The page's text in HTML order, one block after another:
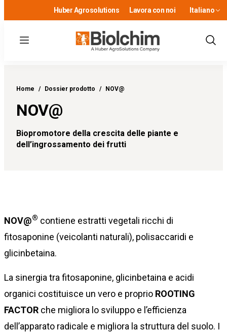
Huber Agrosolutions Lavora con noi Italiano
Menu
Show
Home / Dossier prodotto / NOV@
NOV@
Biopromotore della crescita delle piante e
dell’ingrossamento dei frutti
NOV@® contiene estratti vegetali ricchi di
fitosaponine (veicolanti naturali), polisaccaridi e
glicinbetaina.
La sinergia tra fitosaponine, glicinbetaina e acidi
organici costituisce un vero e proprio ROOTING
FACTOR che migliora lo sviluppo e l’efficienza
dell’apparato radicale e migliora la struttura del suolo. I